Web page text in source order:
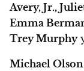
Avery, Jr.,
Emma
Trey Murphy
Michael Olson